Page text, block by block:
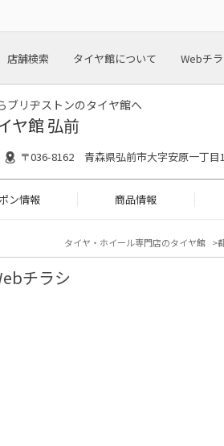
店舗検索 タイヤ館について Webチ
ブリヂストンのタイヤ館へ
ヤ館 弘前
〒036-8162 青森県弘前市大字安原一丁目
ン情報 商品情報
タイヤ・ホイール専門店のタイヤ館
チラシ